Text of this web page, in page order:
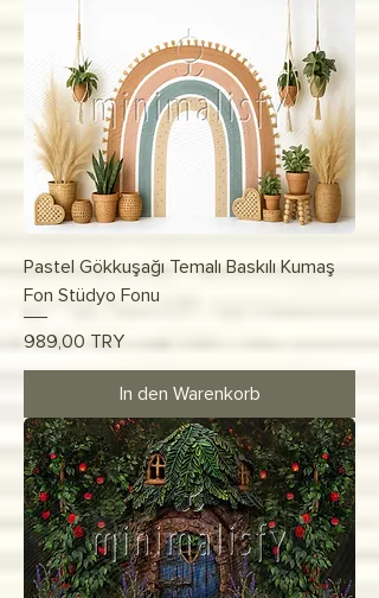
Pastel Gökkuşağı Temalı Baskılı Kumaş
Fon Stüdyo Fonu
Preis
989,00 TRY
In den Warenkorb